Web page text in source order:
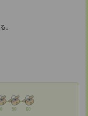
。
50 60